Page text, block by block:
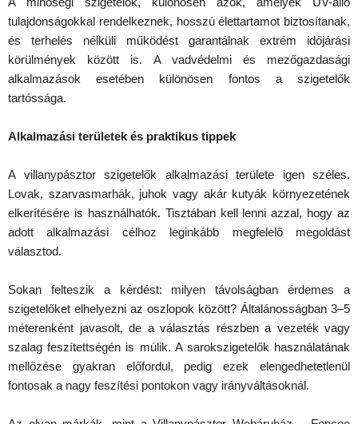
tulajdonságokkal rendelkeznek, hosszú élettartamot biztosítanak,
és terhelés nélküli működést garantálnak extrém időjárási
körülmények között is. A vadvédelmi és mezőgazdasági
alkalmazások esetében különösen fontos a szigetelők
tartóssága.
Alkalmazási területek és praktikus tippek
A villanypásztor szigetelők alkalmazási területe igen széles.
Lovak, szarvasmarhák, juhok vagy akár kutyák környezetének
elkerítésére is használhatók. Tisztában kell lenni azzal, hogy az
adott alkalmazási célhoz leginkább megfelelő megoldást
választod.
Sokan felteszik a kérdést: milyen távolságban érdemes a
szigetelőket elhelyezni az oszlopok között? Általánosságban 3–5
méterenként javasolt, de a választás részben a vezeték vagy
szalag feszítettségén is múlik. A sarokszigetelők használatának
mellőzése gyakran előfordul, pedig ezek elengedhetetlenül
fontosak a nagy feszítési pontokon vagy irányváltásoknál.